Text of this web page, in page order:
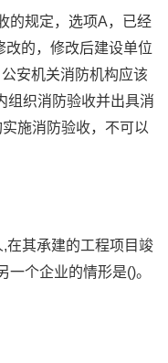
的规定，选项A，已经
的，修改后建设单位
安机关消防机构应该
组织消防验收并出具消
施消防验收，不可以
在其承建的工程项目竣
个企业的情形是()。